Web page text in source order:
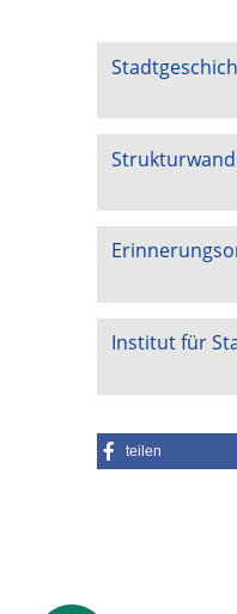
Institut für
teilen